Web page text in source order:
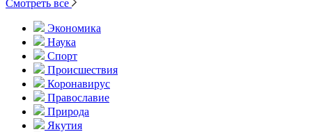
Смотреть все
Экономика
Наука
Спорт
Происшествия
Коронавирус
Православие
Природа
Якутия